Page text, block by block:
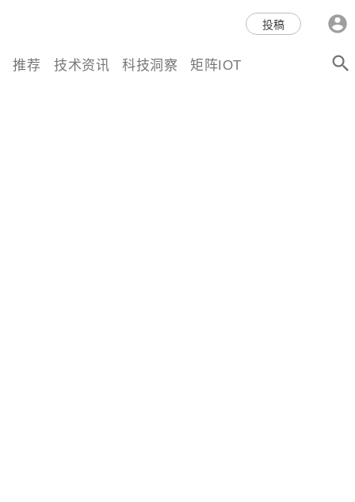
科技互联网,科技,资讯,动态,洞
察,量子,计算,AI,人工智能,机器
投稿
推荐 技术资讯 科技洞察 矩阵IOT